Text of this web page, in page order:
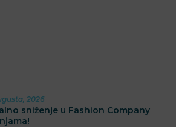
2026
sniženje u Fashion Company